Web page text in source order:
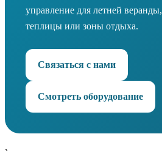
управление для летней
теплицы или зоны отдыха.
Связаться с нами
Смотреть оборудование
`